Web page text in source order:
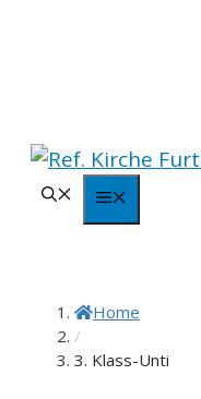
Home
/
3. Klass-Unti